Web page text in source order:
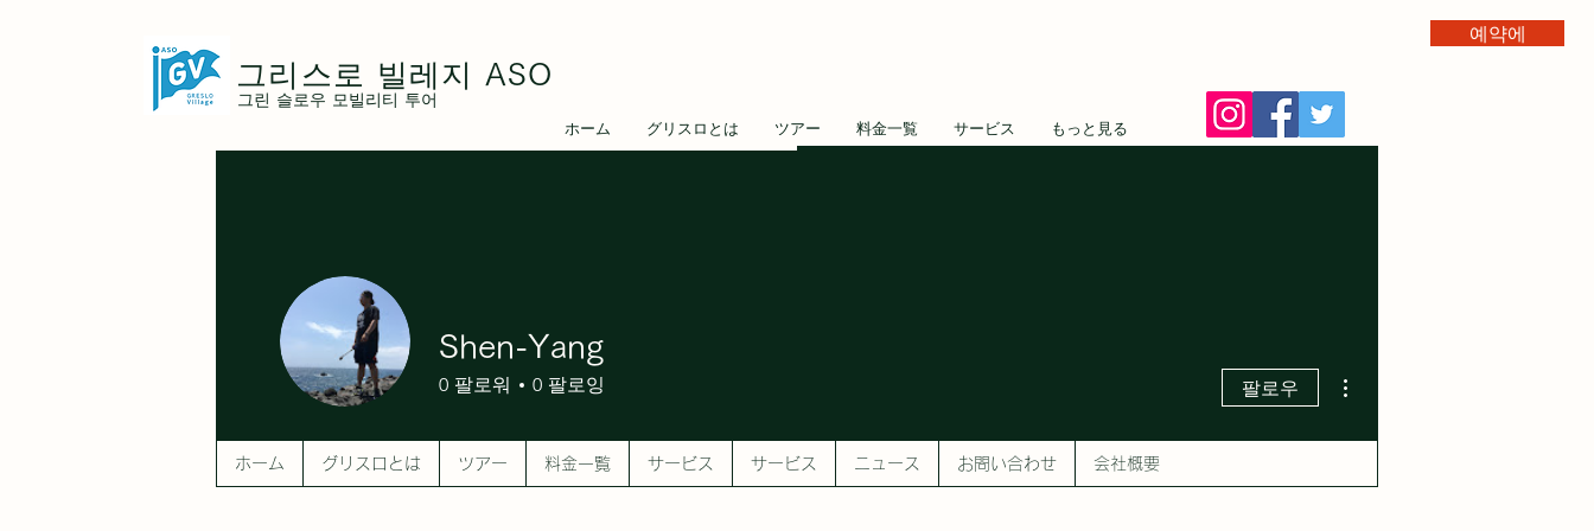
그리스로 빌레지 ASO
그린 슬로우 모빌리티 투어
예약에
ホーム グリスロとは ツアー 料金一覧 サービス もっと見る
Shen-Yang
0 팔로워 0 팔로잉 팔로우
ホーム グリスロとは ツアー 料金一覧 サービス サービス ニュース お問い合わせ 会社概要